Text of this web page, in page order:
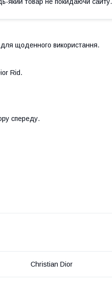
щоденного використання.
Rid.
спереду.
Christian Dior